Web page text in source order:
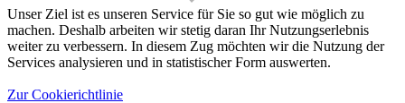
Unser Ziel ist es unseren Service für Sie so gut wie möglich zu
machen. Deshalb arbeiten wir stetig daran Ihr Nutzungserlebnis
weiter zu verbessern. In diesem Zug möchten wir die Nutzung der
Services analysieren und in statistischer Form auswerten.
Zur Cookierichtlinie